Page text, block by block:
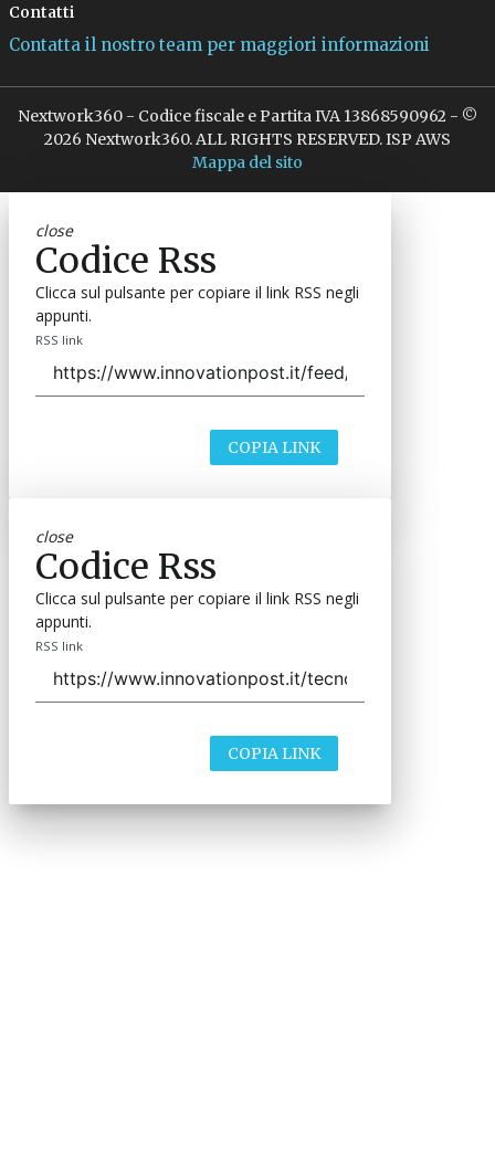
Contatti
Contatta il nostro team per maggiori informazioni
Nextwork360 - Codice fiscale e Partita IVA 13868590962 - ©
2026 Nextwork360. ALL RIGHTS RESERVED. ISP AWS
Mappa del sito
close
Codice Rss
Clicca sul pulsante per copiare il link RSS negli
appunti.
RSS link
COPIA LINK
close
Codice Rss
Clicca sul pulsante per copiare il link RSS negli
appunti.
RSS link
COPIA LINK